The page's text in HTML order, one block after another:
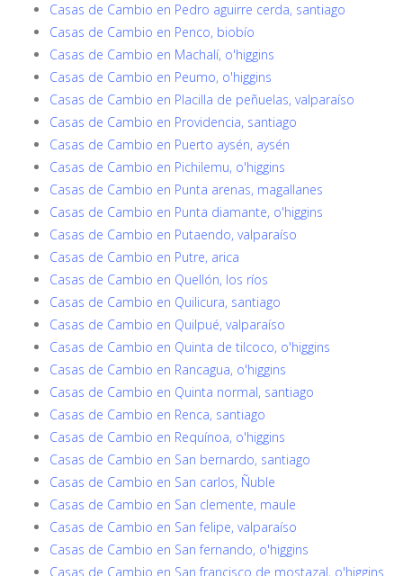
Casas de Cambio en Pedro aguirre cerda, santiago
Casas de Cambio en Penco, biobío
Casas de Cambio en Machalí, o'higgins
Casas de Cambio en Peumo, o'higgins
Casas de Cambio en Placilla de peñuelas, valparaíso
Casas de Cambio en Providencia, santiago
Casas de Cambio en Puerto aysén, aysén
Casas de Cambio en Pichilemu, o'higgins
Casas de Cambio en Punta arenas, magallanes
Casas de Cambio en Punta diamante, o'higgins
Casas de Cambio en Putaendo, valparaíso
Casas de Cambio en Putre, arica
Casas de Cambio en Quellón, los ríos
Casas de Cambio en Quilicura, santiago
Casas de Cambio en Quilpué, valparaíso
Casas de Cambio en Quinta de tilcoco, o'higgins
Casas de Cambio en Rancagua, o'higgins
Casas de Cambio en Quinta normal, santiago
Casas de Cambio en Renca, santiago
Casas de Cambio en Requínoa, o'higgins
Casas de Cambio en San bernardo, santiago
Casas de Cambio en San carlos, Ñuble
Casas de Cambio en San clemente, maule
Casas de Cambio en San felipe, valparaíso
Casas de Cambio en San fernando, o'higgins
Casas de Cambio en San francisco de mostazal, o'higgins